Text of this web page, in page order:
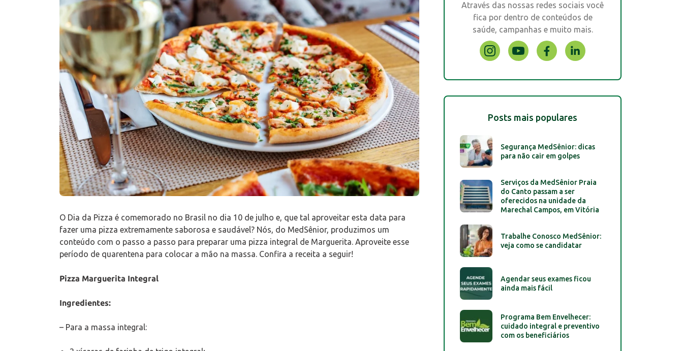
O Dia da Pizza é comemorado no Brasil no dia 10 de julho e, que tal aproveitar esta data para
fazer uma pizza extremamente saborosa e saudável? Nós, do MedSênior, produzimos um
conteúdo com o passo a passo para preparar uma pizza integral de Marguerita. Aproveite esse
período de quarentena para colocar a mão na massa. Confira a receita a seguir!
Pizza Marguerita Integral
Ingredientes:
– Para a massa integral:
Através das nossas redes sociais você
fica por dentro de conteúdos de
saúde, campanhas e muito mais.
Posts mais populares
Segurança MedSênior: dicas
para não cair em golpes
Serviços da MedSênior Praia
do Canto passam a ser
oferecidos na unidade da
Marechal Campos, em Vitória
Trabalhe Conosco MedSênior:
veja como se candidatar
Agendar seus exames ficou
ainda mais fácil
Programa Bem Envelhecer:
cuidado integral e preventivo
com os beneficiários